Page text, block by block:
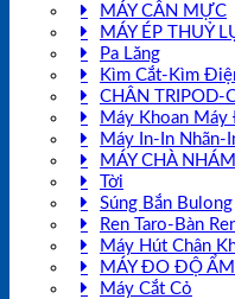
MÁY CÂN MỰC
MÁY ÉP THUỶ
Pa Lăng
Kìm Cắt-Kìm
CHÂN TRIPOD-
Máy Khoan Máy
Máy In-In Nhãn-
MÁY CHÀ
Tời
Súng Bắn Bulong
Ren Taro-Bàn
Máy Hút Chân
MÁY ĐO ĐỘ ẨM
Máy Cắt Cỏ